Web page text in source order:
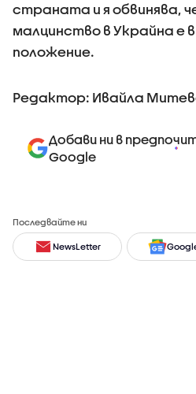
страната и я обвинява,
малцинство в Украйна е
положение.
Редактор: Ивайла
Добави ни в
Google
Последвайте ни
NewsLetter